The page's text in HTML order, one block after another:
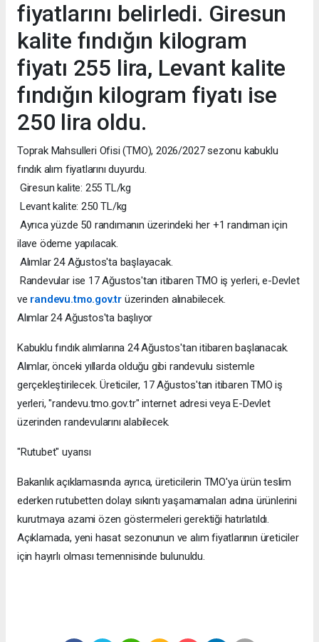
fiyatlarını belirledi. Giresun
kalite fındığın kilogram
fiyatı 255 lira, Levant kalite
fındığın kilogram fiyatı ise
250 lira oldu.
Toprak Mahsulleri Ofisi (TMO), 2026/2027 sezonu kabuklu
fındık alım fiyatlarını duyurdu.
Giresun kalite: 255 TL/kg
Levant kalite: 250 TL/kg
Ayrıca yüzde 50 randımanın üzerindeki her +1 randıman için
ilave ödeme yapılacak.
Alımlar 24 Ağustos'ta başlayacak.
Randevular ise 17 Ağustos'tan itibaren TMO iş yerleri, e-Devlet
ve randevu.tmo.gov.trüzerinden alınabilecek.
Alımlar 24 Ağustos'ta başlıyor
Kabuklu fındık alımlarına 24 Ağustos'tan itibaren başlanacak.
Alımlar, önceki yıllarda olduğu gibi randevulu sistemle
gerçekleştirilecek. Üreticiler, 17 Ağustos'tan itibaren TMO iş
yerleri, "randevu.tmo.gov.tr" internet adresi veya E-Devlet
üzerinden randevularını alabilecek.
"Rutubet" uyarısı
Bakanlık açıklamasında ayrıca, üreticilerin TMO'ya ürün teslim
ederken rutubetten dolayı sıkıntı yaşamamaları adına ürünlerini
kurutmaya azami özen göstermeleri gerektiği hatırlatıldı.
Açıklamada, yeni hasat sezonunun ve alım fiyatlarının üreticiler
için hayırlı olması temennisinde bulunuldu.